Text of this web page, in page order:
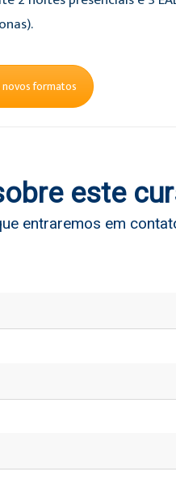
formatos
este
entraremos em